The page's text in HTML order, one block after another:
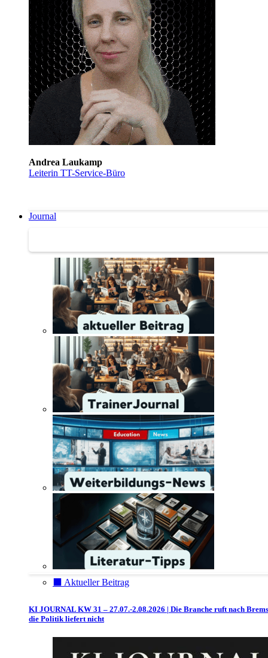
Andrea Laukamp
Leiterin TT-Service-Büro
Journal
⬛️ Aktueller Beitrag
KI JOURNAL KW 31 – 27.07.-2.08.2026 | Die Branche ruft nach
die Politik liefert nicht